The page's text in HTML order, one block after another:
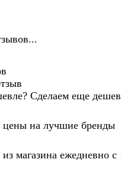
Сделаем еще
цены на лучшие бренды
магазина ежедневно с